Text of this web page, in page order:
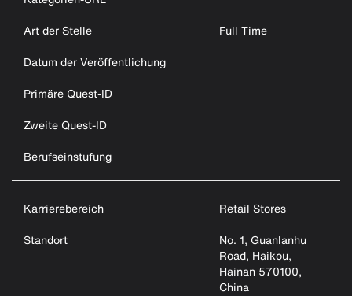
Art der Stelle
Full Time
Datum der Veröffentlichung
Primäre Quest-ID
Zweite Quest-ID
Berufseinstufung
Karrierebereich
Retail Stores
Standort
No. 1, Guanlanhu
Road, Haikou,
Hainan 570100,
China